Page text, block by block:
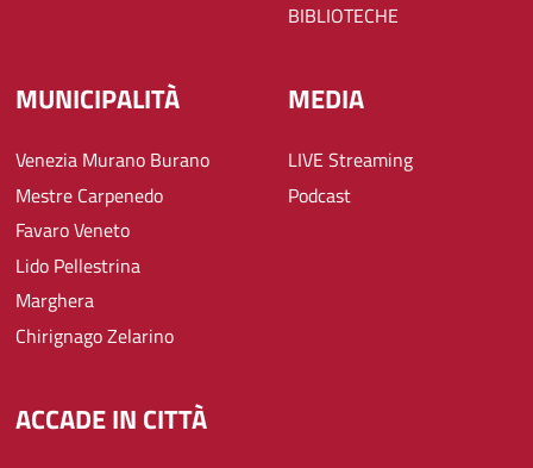
BIBLIOTECHE
MUNICIPALITÀ
Venezia Murano Burano
Mestre Carpenedo
Favaro Veneto
Lido Pellestrina
Marghera
Chirignago Zelarino
MEDIA
LIVE Streaming
Podcast
ACCADE IN CITTÀ